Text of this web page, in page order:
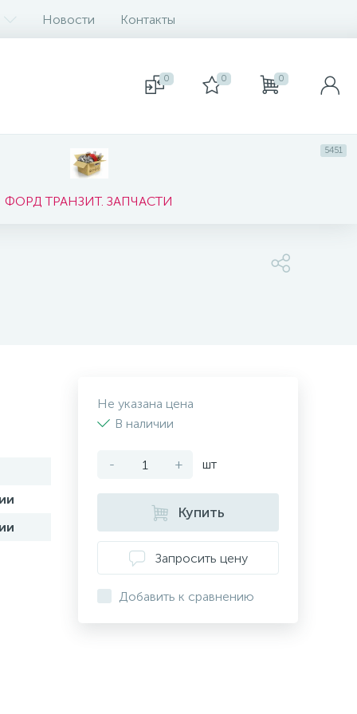
Новости Контакты
0 0 0
ФОРД ТРАНЗИТ. ЗАПЧАСТИ
5451
Не указана цена
В наличии
- + шт
Купить
Запросить цену
Добавить к сравнению